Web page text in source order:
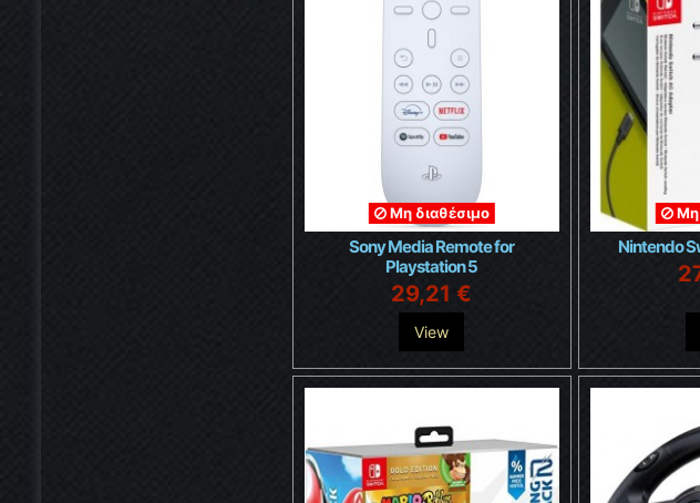
Μη διαθέσιμο
Sony Media Remote for
Playstation 5
29,21 €
View
Μη
Nintendo